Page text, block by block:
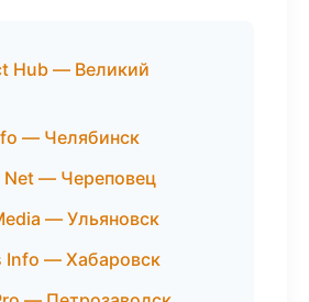
Hub — Великий
— Челябинск
Net — Череповец
— Ульяновск
Info — Хабаровск